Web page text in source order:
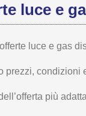
luce e
luce e gas
prezzi, condizioni
più